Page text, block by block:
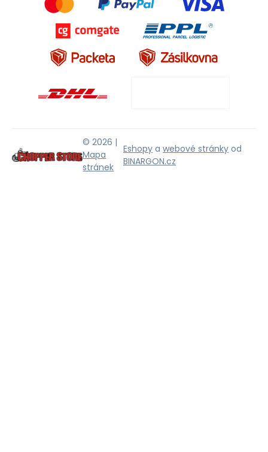
© 2026 |
Mapa
stránek
Eshopy a webové stránky od
BINARGON.cz